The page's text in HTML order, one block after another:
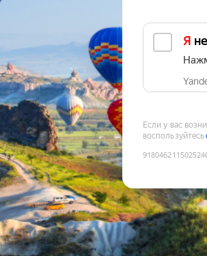
Я
Если у вас
воспользуйтесь